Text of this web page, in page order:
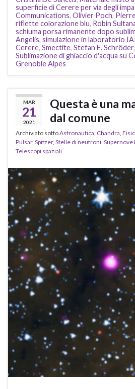
superficie di Cerere per via degli
Communications, Olivier Poch,
riflette colorazione blu, Robin
schiuma porsa rimanente dopo
Angelis, simulazione in laboratorio
Cerere, Smectite, Stefan E. Schröder,
Sublimazione di ghiaccio d'acqua su
Grenoble Alpes
MAR
21
2021
Questa è una
dal comune
Archiviato sottoAstronautica, Chandra,
Pulsar, Spitzer, Stelle di neutroni, Supernove
Telescopi spaziali